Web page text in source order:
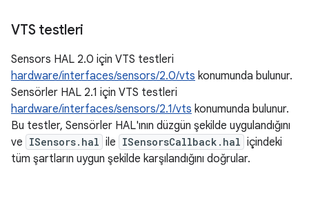
VTS testleri
Sensors HAL 2.0 için VTS testleri
hardware/interfaces/sensors/2.0/vts konumunda bulunur.
Sensörler HAL 2.1 için VTS testleri
hardware/interfaces/sensors/2.1/vts konumunda bulunur.
Bu testler, Sensörler HAL'ının düzgün şekilde uygulandığını
ve ISensors.hal ile ISensorsCallback.hal içindeki
tüm şartların uygun şekilde karşılandığını doğrular.